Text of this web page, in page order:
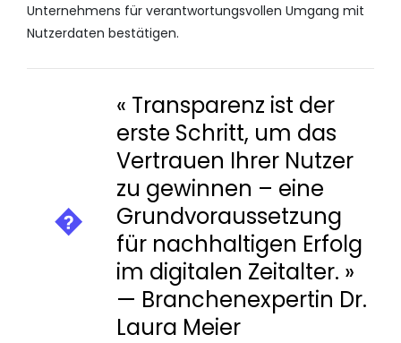
Unternehmens für verantwortungsvollen Umgang mit
Nutzerdaten bestätigen.
« Transparenz ist der
erste Schritt, um das
Vertrauen Ihrer Nutzer
zu gewinnen – eine
Grundvoraussetzung
für nachhaltigen Erfolg
im digitalen Zeitalter. »
— Branchenexpertin Dr.
Laura Meier